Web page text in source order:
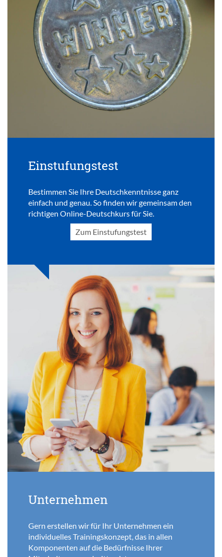
Einstufungstest
Bestimmen Sie Ihre Deutschkenntnisse ganz
einfach und genau. So finden wir gemeinsam den
richtigen Online-Deutschkurs für Sie.
Zum Einstufungstest
Unternehmen
Gern erstellen wir für Ihr Unternehmen ein
individuelles Trainingskonzept, das in allen
Komponenten auf die Bedürfnisse Ihrer